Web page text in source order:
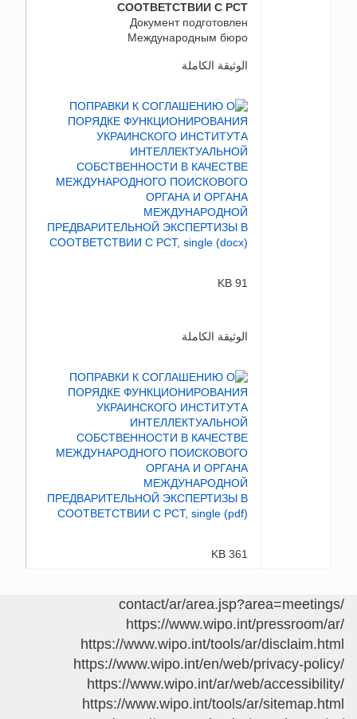
СООТВЕТСТВИИ С PCT
Документ подготовлен
Международным бюро
الوثيقة الكاملة
91 KB
الوثيقة الكاملة
361 KB
/contact/ar/area.jsp?area=meetings
https://www.wipo.int/pressroom/ar/
https://www.wipo.int/tools/ar/disclaim.html
https://www.wipo.int/en/web/privacy-policy/
https://www.wipo.int/ar/web/accessibility/
https://www.wipo.int/tools/ar/sitemap.html